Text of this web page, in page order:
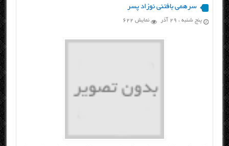
سرهمی بافتنی نوزاد پسر
پنج شنبه ، ۲۹ آذر نمایش 622